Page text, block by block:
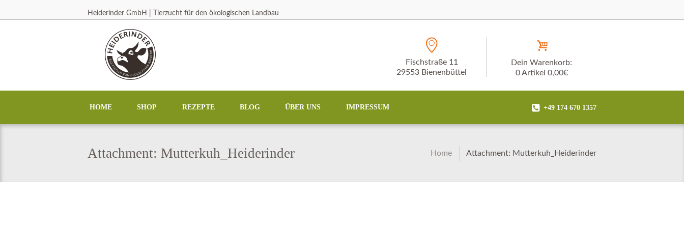
Heiderinder GmbH | Tierzucht für den ökologischen Landbau
Dein Warenkorb:
0 Artikel 0,00€
Fischstraße 11
29553 Bienenbüttel
HOME SHOP REZEPTE BLOG ÜBER UNS IMPRESSUM +49 174 670 1357
Attachment: Mutterkuh_Heiderinder Home Attachment: Mutterkuh_Heiderinder